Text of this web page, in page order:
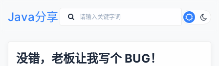
Java分享
没错，老板让我写个 BUG！